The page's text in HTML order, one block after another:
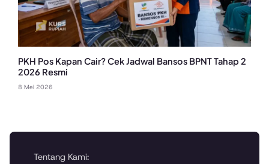
PKH Pos Kapan Cair? Cek Jadwal Bansos BPNT Tahap 2
2026 Resmi
8 Mei 2026
Tentang Kami: